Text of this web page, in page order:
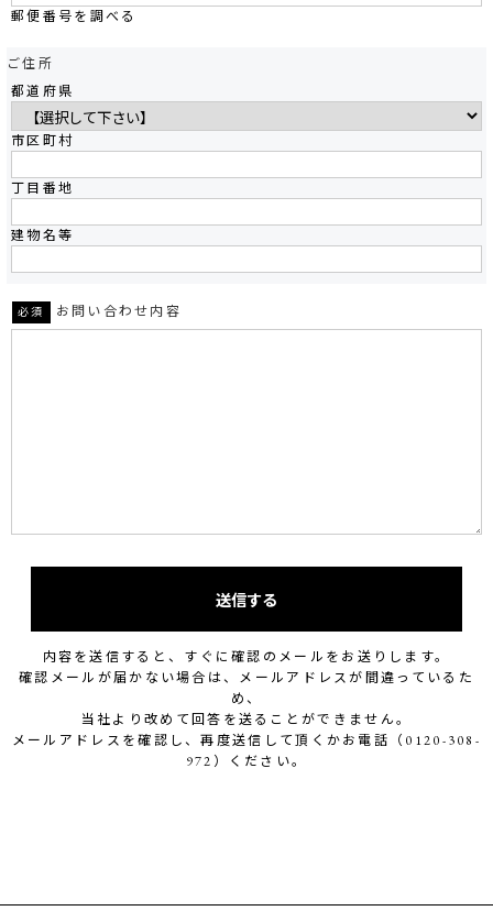
郵便番号を調べる
ご住所
都道府県
市区町村
丁目番地
建物名等
必須 お問い合わせ内容
送信する
内容を送信すると、すぐに確認のメールをお送りします。
確認メールが届かない場合は、メールアドレスが間違っているた
め、
当社より改めて回答を送ることができません。
メールアドレスを確認し、再度送信して頂くかお電話（0120-308-
972）ください。